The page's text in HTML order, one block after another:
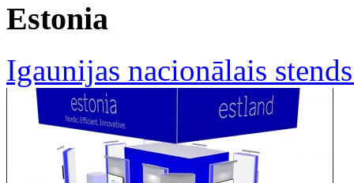
Estonia
Igaunijas nacionālais